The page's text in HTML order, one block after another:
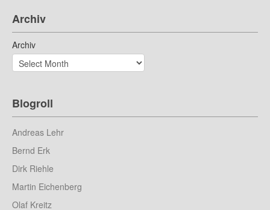
Archiv
Archiv
Blogroll
Andreas Lehr
Bernd Erk
Dirk Riehle
Martin Eichenberg
Olaf Kreitz